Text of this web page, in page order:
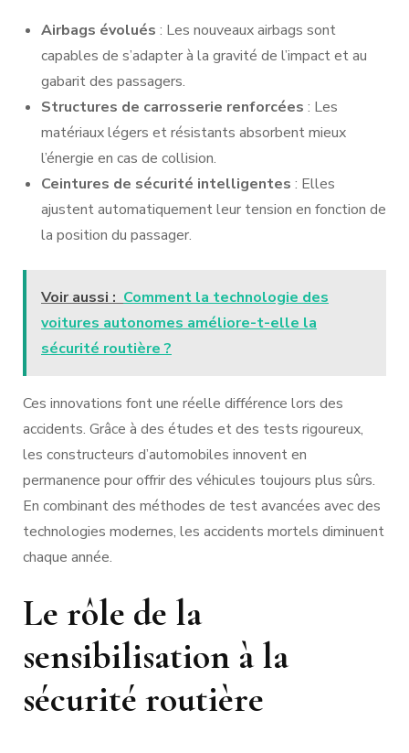
Airbags évolués : Les nouveaux airbags sont
capables de s’adapter à la gravité de l’impact et au
gabarit des passagers.
Structures de carrosserie renforcées : Les
matériaux légers et résistants absorbent mieux
l’énergie en cas de collision.
Ceintures de sécurité intelligentes : Elles
ajustent automatiquement leur tension en fonction de
la position du passager.
Voir aussi : Comment la technologie des
voitures autonomes améliore-t-elle la
sécurité routière ?
Ces innovations font une réelle différence lors des
accidents. Grâce à des études et des tests rigoureux,
les constructeurs d’automobiles innovent en
permanence pour offrir des véhicules toujours plus sûrs.
En combinant des méthodes de test avancées avec des
technologies modernes, les accidents mortels diminuent
chaque année.
Le rôle de la
sensibilisation à la
sécurité routière